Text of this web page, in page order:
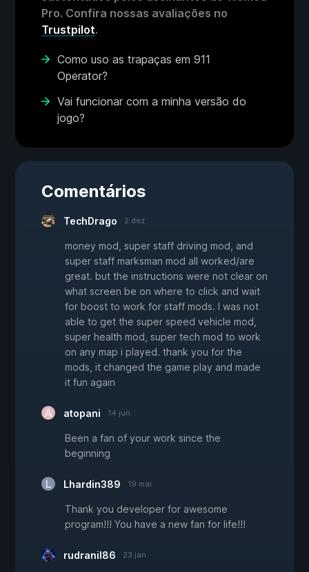
Pro. Confira nossas avaliações no
Trustpilot.
Como uso as trapaças em 911
Operator?
Vai funcionar com a minha versão do
jogo?
Comentários
TechDrago 2 dez
money mod, super staff driving mod, and
super staff marksman mod all worked/are
great. but the instructions were not clear on
what screen be on where to click and wait
for boost to work for staff mods. I was not
able to get the super speed vehicle mod,
super health mod, super tech mod to work
on any map i played. thank you for the
mods, it changed the game play and made
it fun again
atopani 14 jun
Been a fan of your work since the
beginning
Lhardin389 19 mai
Thank you developer for awesome
program!!! You have a new fan for life!!!
rudranil86 23 jan